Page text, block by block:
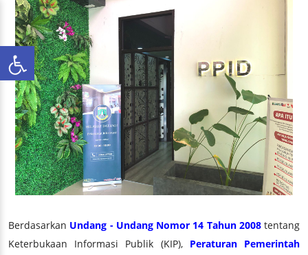
Berdasarkan Undang - Undang Nomor 14 Tahun 2008tentang
Keterbukaan Informasi Publik (KIP), Peraturan Pemerintah